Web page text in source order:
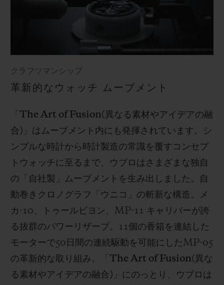
クラフツマンシップ
革新的なウォッチ ムーブメント
The Art of Fusion(異なる素材やアイデアの融
合) 」はムーブメント内にも発揮されています。シ
ンプルな時計から時計製造の常識を覆すコンセプ
トウォッチに至るまで、ウブロはさまざまな独自
の「自社製」ムーブメントを生み出しました。自
動巻きクロノグラフ「ウニコ」の斬新な構造。メ
カ -10 、トゥールビヨン、 MP-11 キャリバーが誇
る抜群のパワーリザーブ。 11個の香箱を連結した
モーターで50 日間の連続駆動を可能にしたMP-05
の革新的な取り組み。「 The Art of Fusion(異な
る素材やアイデアの融合) 」にのっとり、ウブロは